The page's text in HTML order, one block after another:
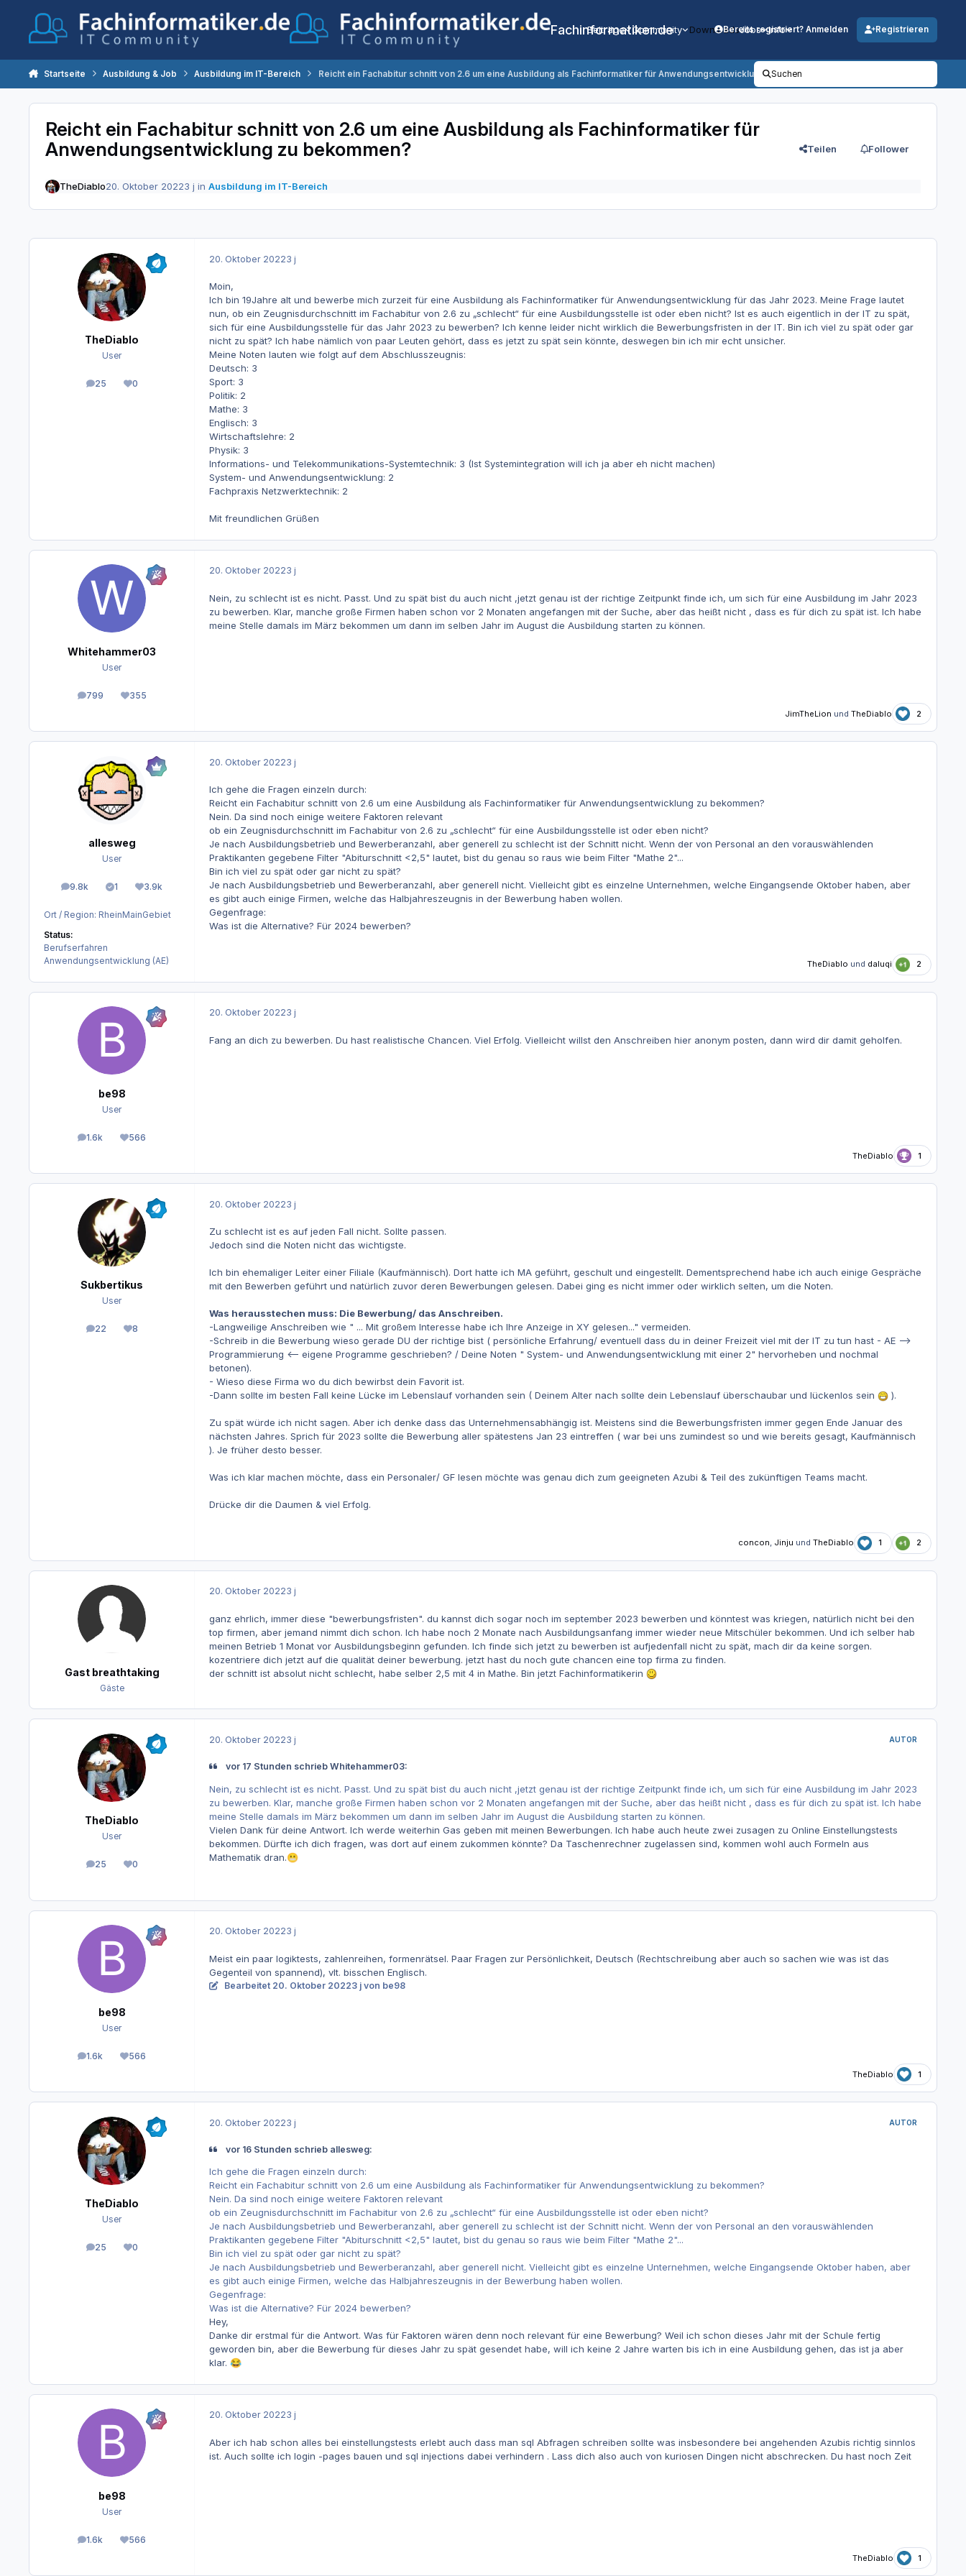
Fachinformatiker.de
Beiträge Community DownloadsJobs Info
Bereits registriert? Anmelden Registrieren
Startseite Ausbildung & Job Ausbildung im IT-Bereich Reicht ein Fachabitur schnitt von 2.6 um eine Ausbildung als Fachinformatiker für Anwendungsentwicklung zu bekommen?
Suchen
Reicht ein Fachabitur schnitt von 2.6 um eine Ausbildung als Fachinformatiker für
Anwendungsentwicklung zu bekommen?
Teilen Follower
TheDiablo20. Oktober 20223 j in Ausbildung im IT-Bereich
TheDiablo
User
25
Beiträge0
Reputation
20. Oktober 20223 j
Moin,
Ich bin 19Jahre alt und bewerbe mich zurzeit für eine Ausbildung als Fachinformatiker für Anwendungsentwicklung für das Jahr 2023. Meine Frage lautet
nun, ob ein Zeugnisdurchschnitt im Fachabitur von 2.6 zu „schlecht“ für eine Ausbildungsstelle ist oder eben nicht? Ist es auch eigentlich in der IT zu spät,
sich für eine Ausbildungsstelle für das Jahr 2023 zu bewerben? Ich kenne leider nicht wirklich die Bewerbungsfristen in der IT. Bin ich viel zu spät oder gar
nicht zu spät? Ich habe nämlich von paar Leuten gehört, dass es jetzt zu spät sein könnte, deswegen bin ich mir echt unsicher.
Meine Noten lauten wie folgt auf dem Abschlusszeugnis:
Deutsch: 3
Sport: 3
Politik: 2
Mathe: 3
Englisch: 3
Wirtschaftslehre: 2
Physik: 3
Informations- und Telekommunikations-Systemtechnik: 3 (Ist Systemintegration will ich ja aber eh nicht machen)
System- und Anwendungsentwicklung: 2
Fachpraxis Netzwerktechnik: 2
Mit freundlichen Grüßen
Whitehammer03
User
799
Beiträge 355
Reputation
20. Oktober 20223 j
Nein, zu schlecht ist es nicht. Passt. Und zu spät bist du auch nicht ,jetzt genau ist der richtige Zeitpunkt finde ich, um sich für eine Ausbildung im Jahr 2023
zu bewerben. Klar, manche große Firmen haben schon vor 2 Monaten angefangen mit der Suche, aber das heißt nicht , dass es für dich zu spät ist. Ich habe
meine Stelle damals im März bekommen um dann im selben Jahr im August die Ausbildung starten zu können.
JimTheLion und TheDiablo 2
allesweg
User
9.8k
Beiträge 1
Lösungen3.9k
Reputation
Ort / Region: RheinMainGebiet
Status:
Berufserfahren
Anwendungsentwicklung (AE)
20. Oktober 20223 j
Ich gehe die Fragen einzeln durch:
Reicht ein Fachabitur schnitt von 2.6 um eine Ausbildung als Fachinformatiker für Anwendungsentwicklung zu bekommen?
Nein. Da sind noch einige weitere Faktoren relevant
ob ein Zeugnisdurchschnitt im Fachabitur von 2.6 zu „schlecht“ für eine Ausbildungsstelle ist oder eben nicht?
Je nach Ausbildungsbetrieb und Bewerberanzahl, aber generell zu schlecht ist der Schnitt nicht. Wenn der von Personal an den vorauswählenden
Praktikanten gegebene Filter "Abiturschnitt <2,5" lautet, bist du genau so raus wie beim Filter "Mathe 2"...
Bin ich viel zu spät oder gar nicht zu spät?
Je nach Ausbildungsbetrieb und Bewerberanzahl, aber generell nicht. Vielleicht gibt es einzelne Unternehmen, welche Eingangsende Oktober haben, aber
es gibt auch einige Firmen, welche das Halbjahreszeugnis in der Bewerbung haben wollen.
Gegenfrage:
Was ist die Alternative? Für 2024 bewerben?
TheDiablo und daluqi 2
be98
User
1.6k
Beiträge 566
Reputation
20. Oktober 20223 j
Fang an dich zu bewerben. Du hast realistische Chancen. Viel Erfolg. Vielleicht willst den Anschreiben hier anonym posten, dann wird dir damit geholfen.
TheDiablo 1
Sukbertikus
User
22
Beiträge8
Reputation
20. Oktober 20223 j
Zu schlecht ist es auf jeden Fall nicht. Sollte passen.
Jedoch sind die Noten nicht das wichtigste.
Ich bin ehemaliger Leiter einer Filiale (Kaufmännisch). Dort hatte ich MA geführt, geschult und eingestellt. Dementsprechend habe ich auch einige Gespräche
mit den Bewerben geführt und natürlich zuvor deren Bewerbungen gelesen. Dabei ging es nicht immer oder wirklich selten, um die Noten.
Was herausstechen muss: Die Bewerbung/ das Anschreiben.
-Langweilige Anschreiben wie " ... Mit großem Interesse habe ich Ihre Anzeige in XY gelesen..." vermeiden.
-Schreib in die Bewerbung wieso gerade DU der richtige bist ( persönliche Erfahrung/ eventuell dass du in deiner Freizeit viel mit der IT zu tun hast - AE -->
Programmierung <-- eigene Programme geschrieben? / Deine Noten " System- und Anwendungsentwicklung mit einer 2" hervorheben und nochmal
betonen).
- Wieso diese Firma wo du dich bewirbst dein Favorit ist.
-Dann sollte im besten Fall keine Lücke im Lebenslauf vorhanden sein ( Deinem Alter nach sollte dein Lebenslauf überschaubar und lückenlos sein
).
Zu spät würde ich nicht sagen. Aber ich denke dass das Unternehmensabhängig ist. Meistens sind die Bewerbungsfristen immer gegen Ende Januar des
nächsten Jahres. Sprich für 2023 sollte die Bewerbung aller spätestens Jan 23 eintreffen ( war bei uns zumindest so und wie bereits gesagt, Kaufmännisch
). Je früher desto besser.
Was ich klar machen möchte, dass ein Personaler/ GF lesen möchte was genau dich zum geeigneten Azubi & Teil des zukünftigen Teams macht.
Drücke dir die Daumen & viel Erfolg.
concon, Jinju und TheDiablo 1 2
Gast breathtaking
Gäste
20. Oktober 20223 j
ganz ehrlich, immer diese "bewerbungsfristen". du kannst dich sogar noch im september 2023 bewerben und könntest was kriegen, natürlich nicht bei den
top firmen, aber jemand nimmt dich schon. Ich habe noch 2 Monate nach Ausbildungsanfang immer wieder neue Mitschüler bekommen. Und ich selber hab
meinen Betrieb 1 Monat vor Ausbildungsbeginn gefunden. Ich finde sich jetzt zu bewerben ist aufjedenfall nicht zu spät, mach dir da keine sorgen.
kozentriere dich jetzt auf die qualität deiner bewerbung. jetzt hast du noch gute chancen eine top firma zu finden.
der schnitt ist absolut nicht schlecht, habe selber 2,5 mit 4 in Mathe. Bin jetzt Fachinformatikerin
TheDiablo
User
25
Beiträge0
Reputation
20. Oktober 20223 j AUTOR
vor 17 Stunden schrieb Whitehammer03:
Nein, zu schlecht ist es nicht. Passt. Und zu spät bist du auch nicht ,jetzt genau ist der richtige Zeitpunkt finde ich, um sich für eine Ausbildung im Jahr 2023
zu bewerben. Klar, manche große Firmen haben schon vor 2 Monaten angefangen mit der Suche, aber das heißt nicht , dass es für dich zu spät ist. Ich habe
meine Stelle damals im März bekommen um dann im selben Jahr im August die Ausbildung starten zu können.
Vielen Dank für deine Antwort. Ich werde weiterhin Gas geben mit meinen Bewerbungen. Ich habe auch heute zwei zusagen zu Online Einstellungstests
bekommen. Dürfte ich dich fragen, was dort auf einem zukommen könnte? Da Taschenrechner zugelassen sind, kommen wohl auch Formeln aus
Mathematik dran.😬
be98
User
1.6k
Beiträge 566
Reputation
20. Oktober 20223 j
Meist ein paar logiktests, zahlenreihen, formenrätsel. Paar Fragen zur Persönlichkeit, Deutsch (Rechtschreibung aber auch so sachen wie was ist das
Gegenteil von spannend), vlt. bisschen Englisch.
Bearbeitet 20. Oktober 20223 jvon be98
TheDiablo 1
TheDiablo
User
25
Beiträge0
Reputation
20. Oktober 20223 j AUTOR
vor 16 Stunden schrieb allesweg:
Ich gehe die Fragen einzeln durch:
Reicht ein Fachabitur schnitt von 2.6 um eine Ausbildung als Fachinformatiker für Anwendungsentwicklung zu bekommen?
Nein. Da sind noch einige weitere Faktoren relevant
ob ein Zeugnisdurchschnitt im Fachabitur von 2.6 zu „schlecht“ für eine Ausbildungsstelle ist oder eben nicht?
Je nach Ausbildungsbetrieb und Bewerberanzahl, aber generell zu schlecht ist der Schnitt nicht. Wenn der von Personal an den vorauswählenden
Praktikanten gegebene Filter "Abiturschnitt <2,5" lautet, bist du genau so raus wie beim Filter "Mathe 2"...
Bin ich viel zu spät oder gar nicht zu spät?
Je nach Ausbildungsbetrieb und Bewerberanzahl, aber generell nicht. Vielleicht gibt es einzelne Unternehmen, welche Eingangsende Oktober haben, aber
es gibt auch einige Firmen, welche das Halbjahreszeugnis in der Bewerbung haben wollen.
Gegenfrage:
Was ist die Alternative? Für 2024 bewerben?
Hey,
Danke dir erstmal für die Antwort. Was für Faktoren wären denn noch relevant für eine Bewerbung? Weil ich schon dieses Jahr mit der Schule fertig
geworden bin, aber die Bewerbung für dieses Jahr zu spät gesendet habe, will ich keine 2 Jahre warten bis ich in eine Ausbildung gehen, das ist ja aber
klar. 😂
be98
User
1.6k
Beiträge 566
Reputation
20. Oktober 20223 j
Aber ich hab schon alles bei einstellungstests erlebt auch dass man sql Abfragen schreiben sollte was insbesondere bei angehenden Azubis richtig sinnlos
ist. Auch sollte ich login -pages bauen und sql injections dabei verhindern . Lass dich also auch von kuriosen Dingen nicht abschrecken. Du hast noch Zeit
TheDiablo 1